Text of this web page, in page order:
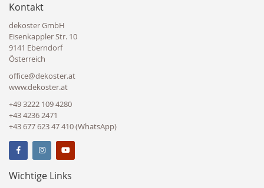
Kontakt
dekoster GmbH
Eisenkappler Str. 10
9141 Eberndorf
Österreich
office@dekoster.at
www.dekoster.at
+49 3222 109 4280
+43 4236 2471
+43 677 623 47 410 (WhatsApp)
Wichtige Links